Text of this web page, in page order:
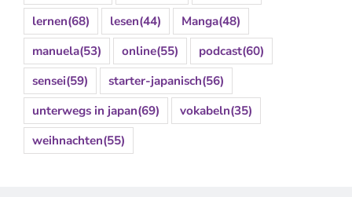
lernen(68) lesen(44) Manga(48)
manuela(53) online(55) podcast(60)
sensei(59) starter-japanisch(56)
unterwegs in japan(69) vokabeln(35)
weihnachten(55)